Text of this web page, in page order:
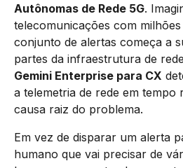
Autônomas de Rede 5G.
telecomunicações com
conjunto de alertas começa a
partes da infraestrutura de
Gemini Enterprise para CX
a telemetria de rede em tempo
causa raiz do problema.
Em vez de disparar um alerta
humano que vai precisar de